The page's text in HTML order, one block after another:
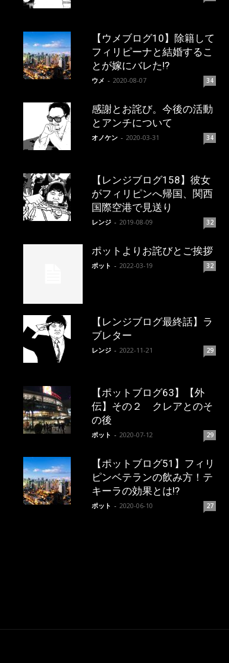
【ウメブログ10】除籍して
フィリピーナと結婚するこ
とが嫁にバレた!?
ウメ - 2020-08-07 34
感謝とお詫び。今後の活動
とアンチについて
オノケン - 2020-03-31 34
【レンジブログ158】彼女
がフィリピンへ帰国、関西
国際空港で見送り
レンジ - 2019-08-09 32
ポットよりお詫びとご挨拶
ポット - 2022-03-19 32
【レンジブログ最終話】ラ
ブレター
レンジ - 2022-11-21 29
【ポットブログ63】【外
伝】その２ クレアとのそ
の後
ポット - 2020-07-12 29
【ポットブログ51】フィリ
ピンベテランの飲み方！テ
キーラの効果とは!?
ポット - 2020-06-10 27